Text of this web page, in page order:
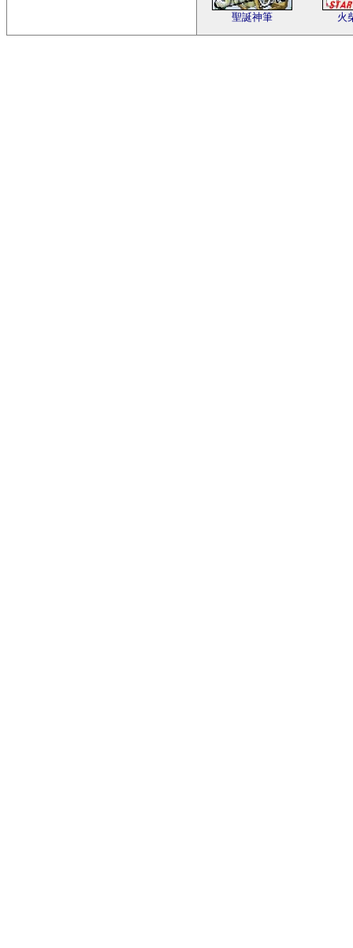
聖誕神筆 火